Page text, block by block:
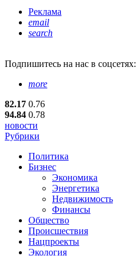
Реклама
email
search
Подпишитесь на нас в соцсетях:
more
82.17 0.76
94.84 0.78
новости
Рубрики
Политика
Бизнес
Экономика
Энергетика
Недвижимость
Финансы
Общество
Происшествия
Нацпроекты
Экология